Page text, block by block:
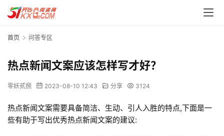
首页 问答专区
热点新闻文案应该怎样写才好？
零妖贰捌 2023-08-10 12:43 分享 3124
热点新闻文案需要具备简洁、生动、引人入胜的特点,下面是一
些有助于写出优秀热点新闻文案的建议: